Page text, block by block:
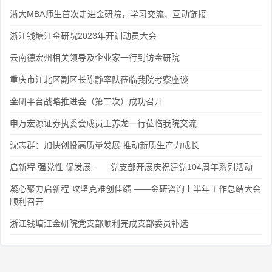
浙大MBA师生首次走进金研院，学习交流、互动链接
浙江钱塘江金研院2023年开训动员大会
云南德宏州相关领导及企业家一行到访金研院
重庆市江北区副区长陈静率队莅临我院考察座谈
金研平台战略推进会（第二次）成功召开
申万宏源证券执委会成员王苏龙一行莅临我院交流
沈志群：加快创投高质量发展 推动新质生产力成长
启新程 强党性 促发展 ——党支部开展庆祝建党104周年系列活动
凝心聚力启新程 攻坚克难创佳绩 ——金研咨询上半年工作总结大会
顺利召开
浙江钱塘江金研院党支部顺利完成支部委员补选